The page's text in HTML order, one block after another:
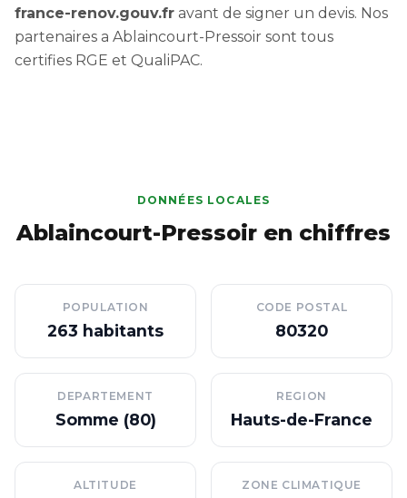
france-renov.gouv.fr avant de signer un devis. Nos
partenaires a Ablaincourt-Pressoir sont tous
certifies RGE et QualiPAC.
DONNÉES LOCALES
Ablaincourt-Pressoir en chiffres
POPULATION
263 habitants
CODE POSTAL
80320
DEPARTEMENT
Somme (80)
REGION
Hauts-de-France
ALTITUDE ZONE CLIMATIQUE